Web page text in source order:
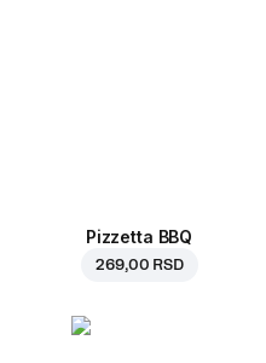
Pizzetta BBQ
269,00 RSD